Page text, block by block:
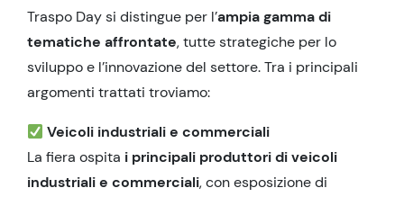
Traspo Day si distingue per l’ampia gamma di
tematiche affrontate, tutte strategiche per lo
sviluppo e l’innovazione del settore. Tra i principali
argomenti trattati troviamo:
Veicoli industriali e commerciali
La fiera ospita i principali produttori di veicoli
industriali e commerciali, con esposizione di